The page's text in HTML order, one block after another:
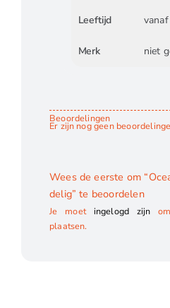
Leeftijd
Merk niet
Beoordelingen
Er zijn nog geen
Wees de eerste om
delig” te beoordelen
Je moet ingelogd zijn
plaatsen.